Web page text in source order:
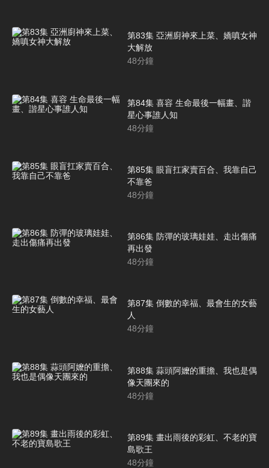
第83集 亞洲廚神來上菜、嬌嗔女神
大解放
48分鐘
第84集 喜容 生命最後一幅畫、諧
星心事誰人知
48分鐘
第85集 眼盲扛家賣百合、我靠自己
不靠爸
48分鐘
第86集 防彈的玻璃娃娃、走出傷痛
再出發
48分鐘
第87集 倒數的幸福、最會生的女藝
人
48分鐘
第88集 蒜頭阿嬤的重擔、我也是偶
像天團來的
48分鐘
第89集 畫出雨後的彩虹、不老的寶
島歌王
48分鐘